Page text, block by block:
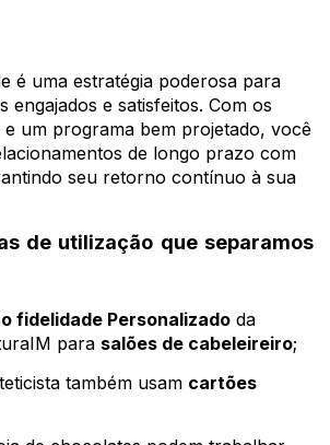
é uma estratégia poderosa para
engajados e satisfeitos. Com os
um programa bem projetado, você
de longo prazo com
seu retorno contínuo à sua
de utilização que separamos
fidelidade Personalizado da
para salões de cabeleireiro;
também usam cartões